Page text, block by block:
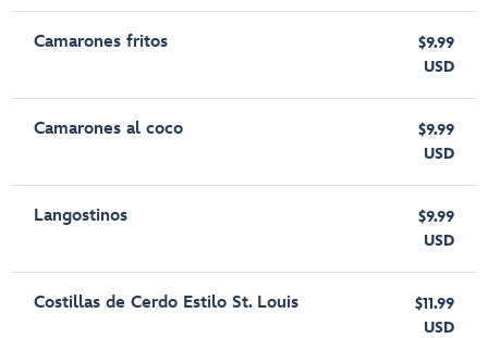
Camarones fritos
$9.99
USD
Camarones al coco
$9.99
USD
Langostinos
$9.99
USD
Costillas de Cerdo Estilo St. Louis
$11.99
USD